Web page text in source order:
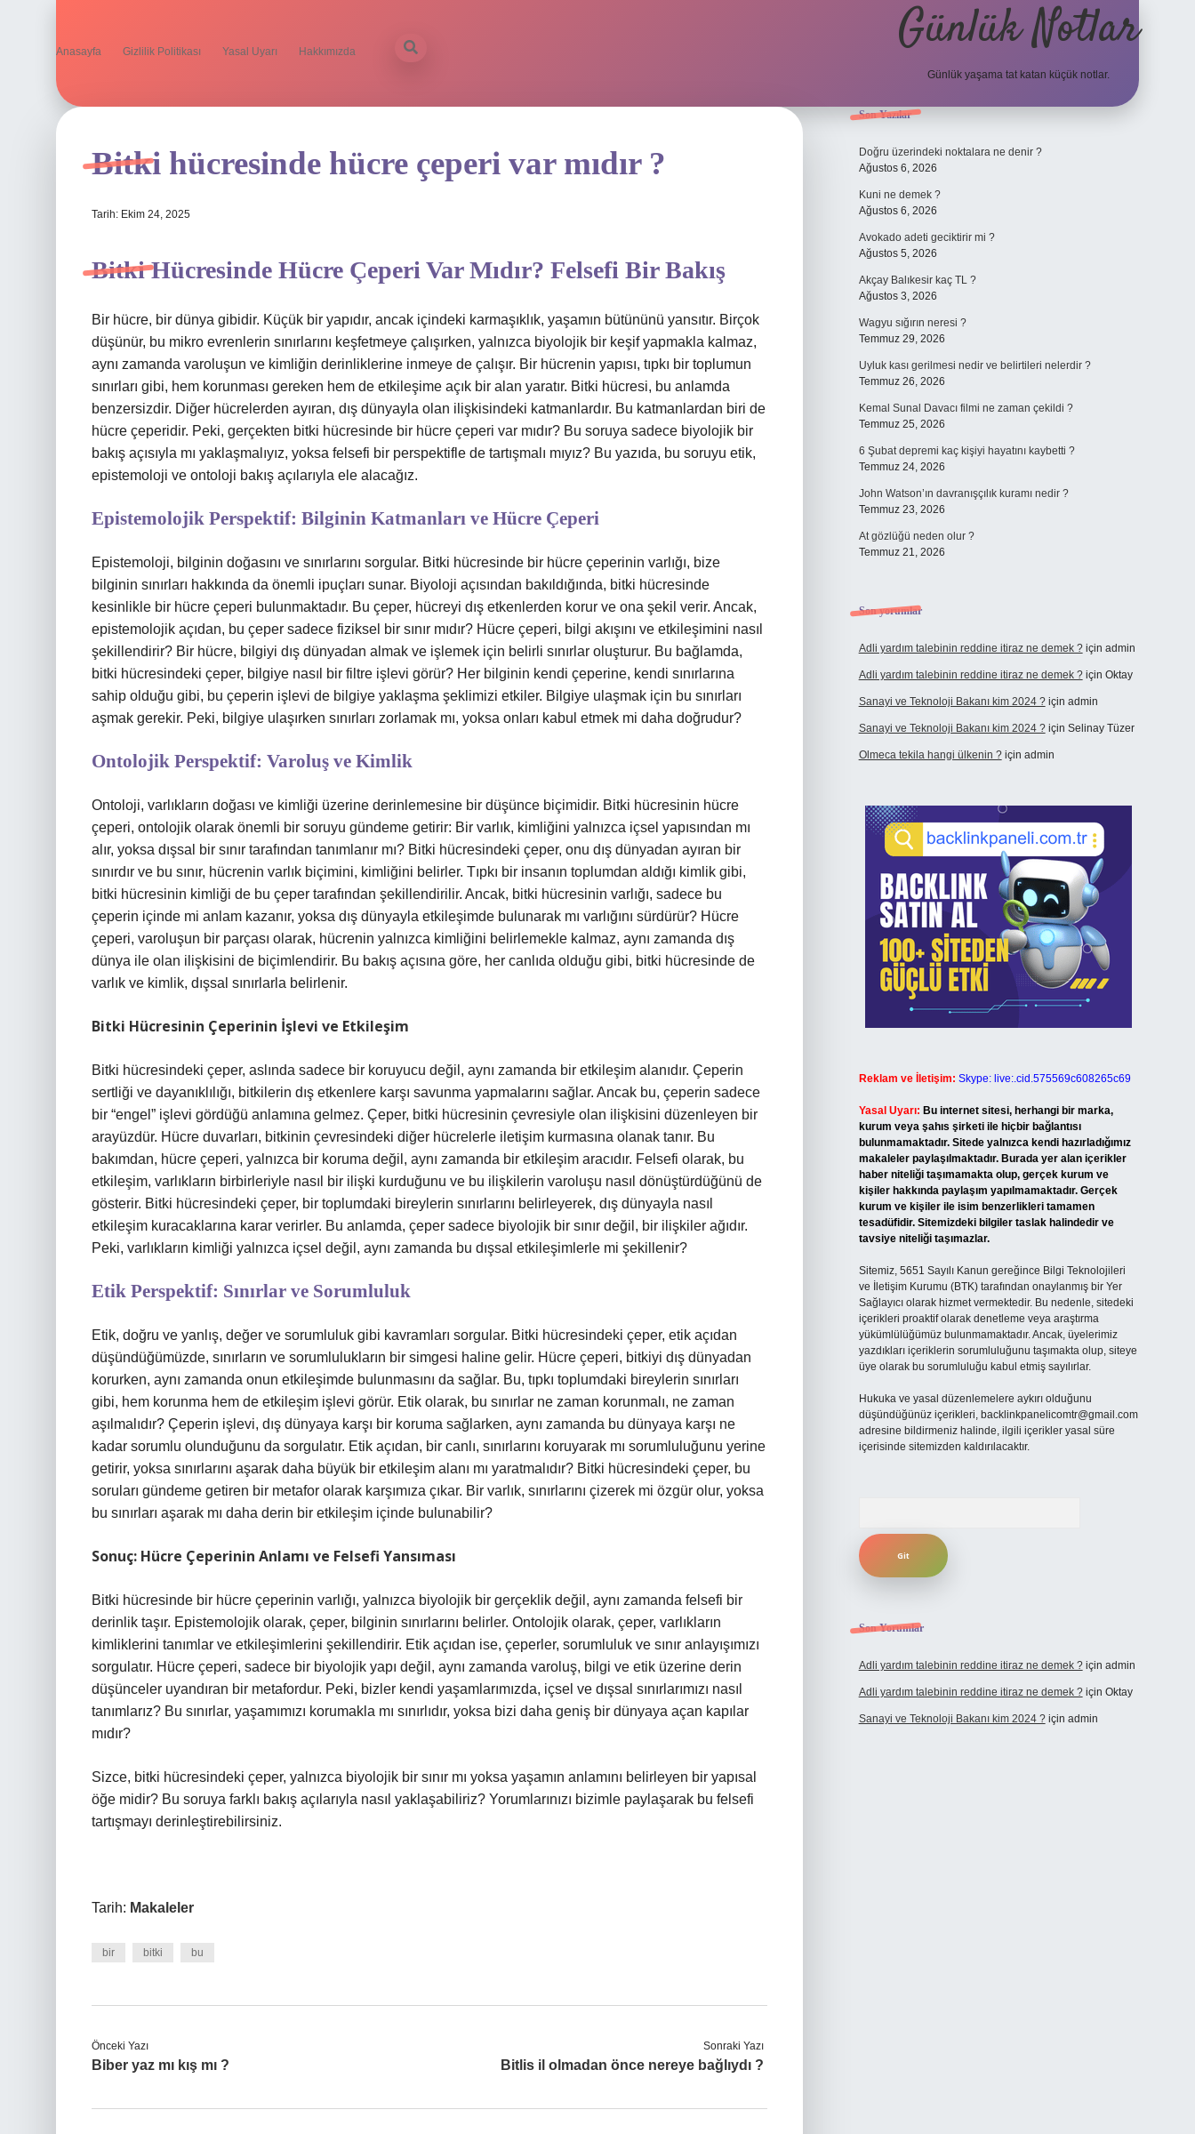
Anasayfa Gizlilik Politikası Yasal Uyarı Hakkımızda Günlük Notlar
Günlük yaşama tat katan küçük notlar.
Bitki hücresinde hücre çeperi var mıdır ?
Tarih: Ekim 24, 2025
Bitki Hücresinde Hücre Çeperi Var Mıdır? Felsefi Bir Bakış
Bir hücre, bir dünya gibidir. Küçük bir yapıdır, ancak içindeki karmaşıklık, yaşamın bütününü yansıtır. Birçok
düşünür, bu mikro evrenlerin sınırlarını keşfetmeye çalışırken, yalnızca biyolojik bir keşif yapmakla kalmaz,
aynı zamanda varoluşun ve kimliğin derinliklerine inmeye de çalışır. Bir hücrenin yapısı, tıpkı bir toplumun
sınırları gibi, hem korunması gereken hem de etkileşime açık bir alan yaratır. Bitki hücresi, bu anlamda
benzersizdir. Diğer hücrelerden ayıran, dış dünyayla olan ilişkisindeki katmanlardır. Bu katmanlardan biri de
hücre çeperidir. Peki, gerçekten bitki hücresinde bir hücre çeperi var mıdır? Bu soruya sadece biyolojik bir
bakış açısıyla mı yaklaşmalıyız, yoksa felsefi bir perspektifle de tartışmalı mıyız? Bu yazıda, bu soruyu etik,
epistemoloji ve ontoloji bakış açılarıyla ele alacağız.
Epistemolojik Perspektif: Bilginin Katmanları ve Hücre Çeperi
Epistemoloji, bilginin doğasını ve sınırlarını sorgular. Bitki hücresinde bir hücre çeperinin varlığı, bize
bilginin sınırları hakkında da önemli ipuçları sunar. Biyoloji açısından bakıldığında, bitki hücresinde
kesinlikle bir hücre çeperi bulunmaktadır. Bu çeper, hücreyi dış etkenlerden korur ve ona şekil verir. Ancak,
epistemolojik açıdan, bu çeper sadece fiziksel bir sınır mıdır? Hücre çeperi, bilgi akışını ve etkileşimini nasıl
şekillendirir? Bir hücre, bilgiyi dış dünyadan almak ve işlemek için belirli sınırlar oluşturur. Bu bağlamda,
bitki hücresindeki çeper, bilgiye nasıl bir filtre işlevi görür? Her bilginin kendi çeperine, kendi sınırlarına
sahip olduğu gibi, bu çeperin işlevi de bilgiye yaklaşma şeklimizi etkiler. Bilgiye ulaşmak için bu sınırları
aşmak gerekir. Peki, bilgiye ulaşırken sınırları zorlamak mı, yoksa onları kabul etmek mi daha doğrudur?
Ontolojik Perspektif: Varoluş ve Kimlik
Ontoloji, varlıkların doğası ve kimliği üzerine derinlemesine bir düşünce biçimidir. Bitki hücresinin hücre
çeperi, ontolojik olarak önemli bir soruyu gündeme getirir: Bir varlık, kimliğini yalnızca içsel yapısından mı
alır, yoksa dışsal bir sınır tarafından tanımlanır mı? Bitki hücresindeki çeper, onu dış dünyadan ayıran bir
sınırdır ve bu sınır, hücrenin varlık biçimini, kimliğini belirler. Tıpkı bir insanın toplumdan aldığı kimlik gibi,
bitki hücresinin kimliği de bu çeper tarafından şekillendirilir. Ancak, bitki hücresinin varlığı, sadece bu
çeperin içinde mi anlam kazanır, yoksa dış dünyayla etkileşimde bulunarak mı varlığını sürdürür? Hücre
çeperi, varoluşun bir parçası olarak, hücrenin yalnızca kimliğini belirlemekle kalmaz, aynı zamanda dış
dünya ile olan ilişkisini de biçimlendirir. Bu bakış açısına göre, her canlıda olduğu gibi, bitki hücresinde de
varlık ve kimlik, dışsal sınırlarla belirlenir.
Bitki Hücresinin Çeperinin İşlevi ve Etkileşim
Bitki hücresindeki çeper, aslında sadece bir koruyucu değil, aynı zamanda bir etkileşim alanıdır. Çeperin
sertliği ve dayanıklılığı, bitkilerin dış etkenlere karşı savunma yapmalarını sağlar. Ancak bu, çeperin sadece
bir “engel” işlevi gördüğü anlamına gelmez. Çeper, bitki hücresinin çevresiyle olan ilişkisini düzenleyen bir
arayüzdür. Hücre duvarları, bitkinin çevresindeki diğer hücrelerle iletişim kurmasına olanak tanır. Bu
bakımdan, hücre çeperi, yalnızca bir koruma değil, aynı zamanda bir etkileşim aracıdır. Felsefi olarak, bu
etkileşim, varlıkların birbirleriyle nasıl bir ilişki kurduğunu ve bu ilişkilerin varoluşu nasıl dönüştürdüğünü de
gösterir. Bitki hücresindeki çeper, bir toplumdaki bireylerin sınırlarını belirleyerek, dış dünyayla nasıl
etkileşim kuracaklarına karar verirler. Bu anlamda, çeper sadece biyolojik bir sınır değil, bir ilişkiler ağıdır.
Peki, varlıkların kimliği yalnızca içsel değil, aynı zamanda bu dışsal etkileşimlerle mi şekillenir?
Etik Perspektif: Sınırlar ve Sorumluluk
Etik, doğru ve yanlış, değer ve sorumluluk gibi kavramları sorgular. Bitki hücresindeki çeper, etik açıdan
düşündüğümüzde, sınırların ve sorumlulukların bir simgesi haline gelir. Hücre çeperi, bitkiyi dış dünyadan
korurken, aynı zamanda onun etkileşimde bulunmasını da sağlar. Bu, tıpkı toplumdaki bireylerin sınırları
gibi, hem korunma hem de etkileşim işlevi görür. Etik olarak, bu sınırlar ne zaman korunmalı, ne zaman
aşılmalıdır? Çeperin işlevi, dış dünyaya karşı bir koruma sağlarken, aynı zamanda bu dünyaya karşı ne
kadar sorumlu olunduğunu da sorgulatır. Etik açıdan, bir canlı, sınırlarını koruyarak mı sorumluluğunu yerine
getirir, yoksa sınırlarını aşarak daha büyük bir etkileşim alanı mı yaratmalıdır? Bitki hücresindeki çeper, bu
soruları gündeme getiren bir metafor olarak karşımıza çıkar. Bir varlık, sınırlarını çizerek mi özgür olur, yoksa
bu sınırları aşarak mı daha derin bir etkileşim içinde bulunabilir?
Sonuç: Hücre Çeperinin Anlamı ve Felsefi Yansıması
Bitki hücresinde bir hücre çeperinin varlığı, yalnızca biyolojik bir gerçeklik değil, aynı zamanda felsefi bir
derinlik taşır. Epistemolojik olarak, çeper, bilginin sınırlarını belirler. Ontolojik olarak, çeper, varlıkların
kimliklerini tanımlar ve etkileşimlerini şekillendirir. Etik açıdan ise, çeperler, sorumluluk ve sınır anlayışımızı
sorgulatır. Hücre çeperi, sadece bir biyolojik yapı değil, aynı zamanda varoluş, bilgi ve etik üzerine derin
düşünceler uyandıran bir metafordur. Peki, bizler kendi yaşamlarımızda, içsel ve dışsal sınırlarımızı nasıl
tanımlarız? Bu sınırlar, yaşamımızı korumakla mı sınırlıdır, yoksa bizi daha geniş bir dünyaya açan kapılar
mıdır?
Sizce, bitki hücresindeki çeper, yalnızca biyolojik bir sınır mı yoksa yaşamın anlamını belirleyen bir yapısal
öğe midir? Bu soruya farklı bakış açılarıyla nasıl yaklaşabiliriz? Yorumlarınızı bizimle paylaşarak bu felsefi
tartışmayı derinleştirebilirsiniz.
Tarih: Makaleler
bir bitki bu
Önceki Yazı
Biber yaz mı kış mı ?
Sonraki Yazı
Bitlis il olmadan önce nereye bağlıydı ?
Sidebar
Son Yazılar
Doğru üzerindeki noktalara ne denir ?
Ağustos 6, 2026
Kuni ne demek ?
Ağustos 6, 2026
Avokado adeti geciktirir mi ?
Ağustos 5, 2026
Akçay Balıkesir kaç TL ?
Ağustos 3, 2026
Wagyu sığırın neresi ?
Temmuz 29, 2026
Uyluk kası gerilmesi nedir ve belirtileri nelerdir ?
Temmuz 26, 2026
Kemal Sunal Davacı filmi ne zaman çekildi ?
Temmuz 25, 2026
6 Şubat depremi kaç kişiyi hayatını kaybetti ?
Temmuz 24, 2026
John Watson’ın davranışçılık kuramı nedir ?
Temmuz 23, 2026
At gözlüğü neden olur ?
Temmuz 21, 2026
Son yorumlar
Adli yardım talebinin reddine itiraz ne demek ?için admin
Adli yardım talebinin reddine itiraz ne demek ?için Oktay
Sanayi ve Teknoloji Bakanı kim 2024 ?için admin
Sanayi ve Teknoloji Bakanı kim 2024 ?için Selinay Tüzer
Olmeca tekila hangi ülkenin ?için admin
Reklam ve İletişim: Skype: live:.cid.575569c608265c69
Yasal Uyarı: Bu internet sitesi, herhangi bir marka,
kurum veya şahıs şirketi ile hiçbir bağlantısı
bulunmamaktadır. Sitede yalnızca kendi hazırladığımız
makaleler paylaşılmaktadır. Burada yer alan içerikler
haber niteliği taşımamakta olup, gerçek kurum ve
kişiler hakkında paylaşım yapılmamaktadır. Gerçek
kurum ve kişiler ile isim benzerlikleri tamamen
tesadüfidir. Sitemizdeki bilgiler taslak halindedir ve
tavsiye niteliği taşımazlar.
Sitemiz, 5651 Sayılı Kanun gereğince Bilgi Teknolojileri
ve İletişim Kurumu (BTK) tarafından onaylanmış bir Yer
Sağlayıcı olarak hizmet vermektedir. Bu nedenle, sitedeki
içerikleri proaktif olarak denetleme veya araştırma
yükümlülüğümüz bulunmamaktadır. Ancak, üyelerimiz
yazdıkları içeriklerin sorumluluğunu taşımakta olup, siteye
üye olarak bu sorumluluğu kabul etmiş sayılırlar.
Hukuka ve yasal düzenlemelere aykırı olduğunu
düşündüğünüz içerikleri, backlinkpanelicomtr@gmail.com
adresine bildirmeniz halinde, ilgili içerikler yasal süre
içerisinde sitemizden kaldırılacaktır.
Son Yorumlar
Adli yardım talebinin reddine itiraz ne demek ?için admin
Adli yardım talebinin reddine itiraz ne demek ?için Oktay
Sanayi ve Teknoloji Bakanı kim 2024 ?için admin